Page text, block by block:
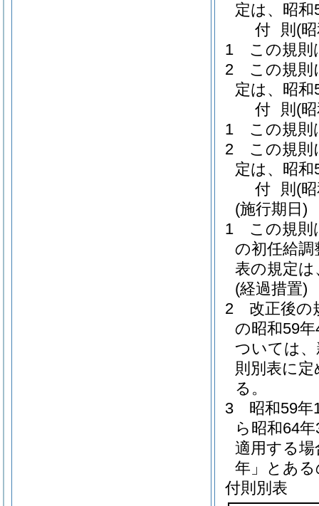
定は、昭
付 則 (
1
この規則
2
この規則
定は、昭
付 則 (
1
この規則
2
この規則
定は、昭
付 則 (
(施行期日)
1
この規則
の初任給調
表の規定
(経過措置)
2
改正後の
の昭和59
ついては
則別表に
る。
3
昭和59
ら昭和64
適用する
年」とあ
付則別表